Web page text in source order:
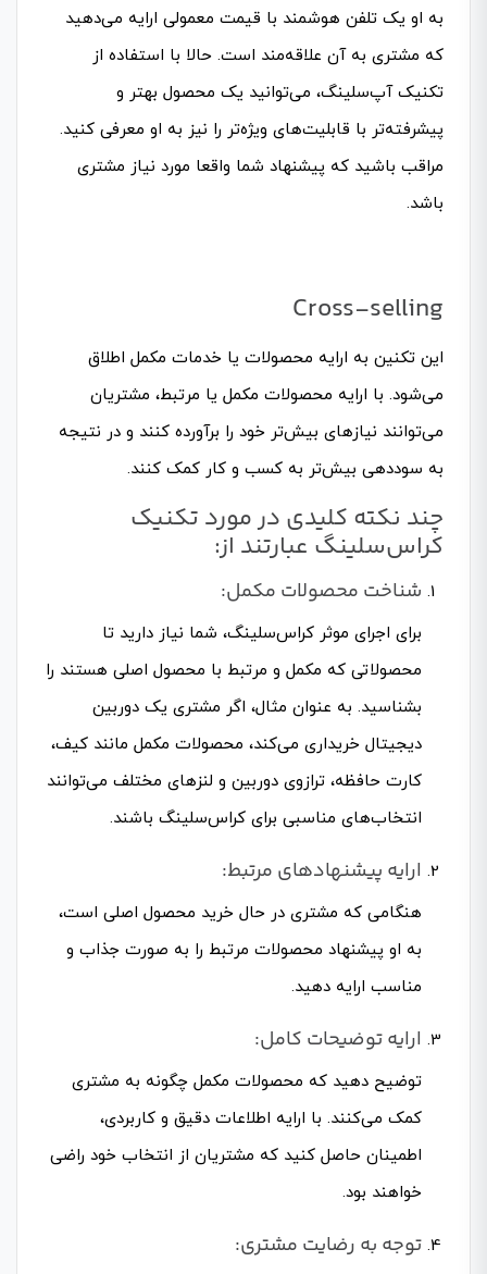
به او یک تلفن هوشمند با قیمت معمولی ارایه می‌دهید
که مشتری به آن علاقه‌مند است. حالا با استفاده از
تکنیک آپ‌سلینگ، می‌توانید یک محصول بهتر و
پیشرفته‌تر با قابلیت‌های ویژه‌تر را نیز به او معرفی کنید.
مراقب باشید که پیشنهاد شما واقعا مورد نیاز مشتری
باشد.
Cross-selling
این تکنین به ارایه محصولات یا خدمات مکمل اطلاق
می‌شود. با ارایه محصولات مکمل یا مرتبط، مشتریان
می‌توانند نیازهای بیش‌تر خود را برآورده کنند و در نتیجه
به سوددهی بیش‌تر به کسب و کار کمک کنند.
چند نکته کلیدی در مورد تکنیک
کراس‌سلینگ عبارتند از:
شناخت محصولات مکمل:
برای اجرای موثر کراس‌سلینگ، شما نیاز دارید تا
محصولاتی که مکمل و مرتبط با محصول اصلی هستند را
بشناسید. به عنوان مثال، اگر مشتری یک دوربین
دیجیتال خریداری می‌کند، محصولات مکمل مانند کیف،
کارت حافظه، ترازوی دوربین و لنز‌های مختلف می‌توانند
انتخاب‌های مناسبی برای کراس‌سلینگ باشند.
ارایه پیشنهادهای مرتبط:
هنگامی که مشتری در حال خرید محصول اصلی است،
به او پیشنهاد محصولات مرتبط را به صورت جذاب و
مناسب ارایه دهید.
ارایه توضیحات کامل:
توضیح دهید که محصولات مکمل چگونه به مشتری
کمک می‌کنند. با ارایه اطلاعات دقیق و کاربردی،
اطمینان حاصل کنید که مشتریان از انتخاب خود راضی
خواهند بود.
توجه به رضایت مشتری: